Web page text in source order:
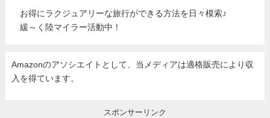
お得にラクジュアリーな旅行ができる方法を日々模索♪
緩～く陸マイラー活動中！
Amazonのアソシエイトとして、当メディアは適格販売により収
入を得ています。
スポンサーリンク